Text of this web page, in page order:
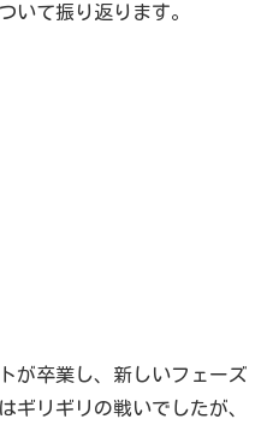
いて振り返ります。
が卒業し、新しいフェーズ
ギリギリの戦いでしたが、